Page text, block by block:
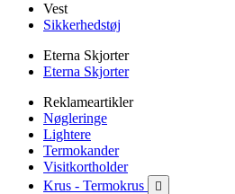
Vest
Sikkerhedstøj
Eterna Skjorter
Eterna Skjorter
Reklameartikler
Nøgleringe
Lightere
Termokander
Visitkortholder
Krus - Termokrus
